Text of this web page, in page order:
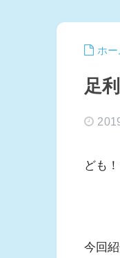
ホー
足
ども
今回